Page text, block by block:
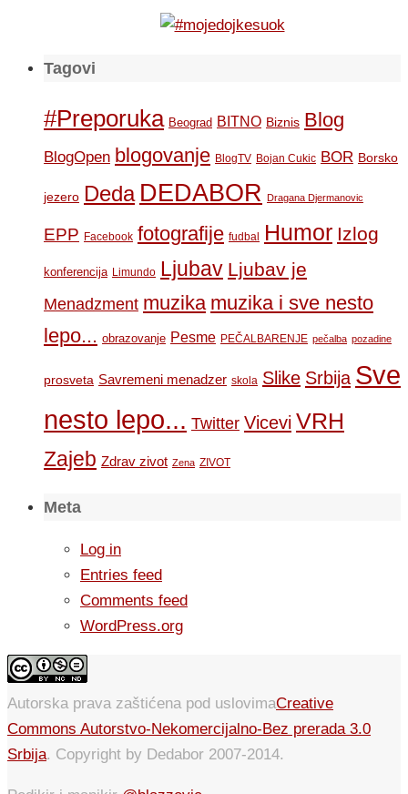
Tagovi
#Preporuka Beograd BITNO Biznis Blog
BlogOpen blogovanje BlogTV Bojan Cukic BOR Borsko
jezero Deda DEDABOR Dragana Djermanovic
EPP Facebook fotografije fudbal Humor Izlog
konferencija Limundo Ljubav Ljubav je
Menadzment muzika muzika i sve nesto
lepo... obrazovanje Pesme PEČALBARENJE pečalba pozadine
prosveta Savremeni menadzer skola Slike Srbija Sve
nesto lepo... Twitter Vicevi VRH
Zajeb Zdrav zivot Zena ZIVOT
Meta
Log in
Entries feed
Comments feed
WordPress.org
Autorska prava zaštićena pod uslovimaCreative
Commons Autorstvo-Nekomercijalno-Bez prerada 3.0
Srbija. Copyright by Dedabor 2007-2014.